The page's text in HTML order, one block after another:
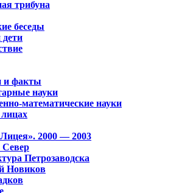
трибуна
беседы
и факты
науки
математические науки
2000 — 2003
Север
Петрозаводска
Новиков